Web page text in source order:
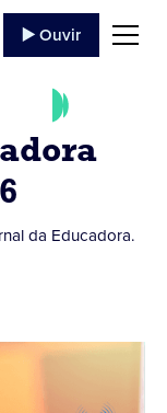
▶️ Ouvir
da Educadora.